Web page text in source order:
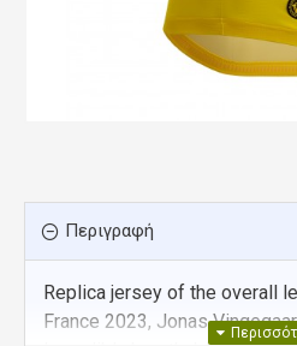
Περιγραφή
Replica jersey of the overall
France 2023, Jonas